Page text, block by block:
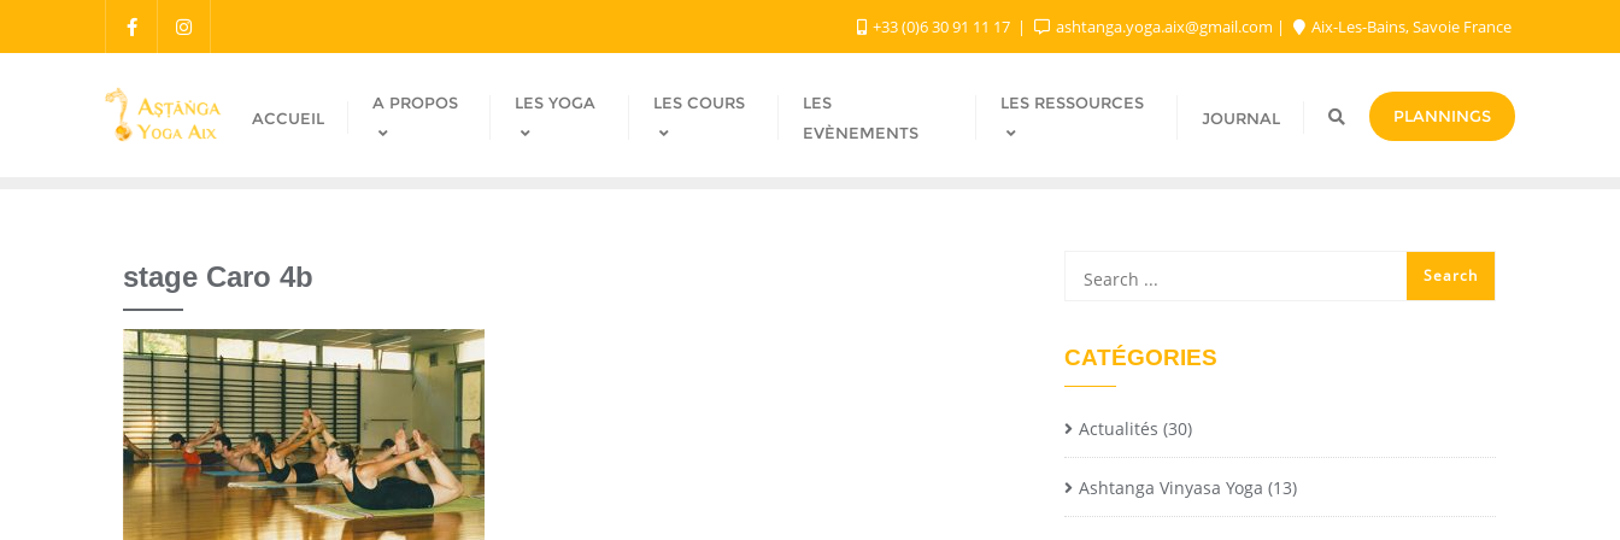
+33 (0)6 30 91 11 17 ashtanga.yoga.aix@gmail.com​ Aix-Les-Bains, Savoie France
ACCUEIL
A PROPOS LES YOGA LES COURS
LES
EVÈNEMENTS
LES RESSOURCES
JOURNAL PLANNINGS
stage Caro 4b
CATÉGORIES
Actualités (30)
Ashtanga Vinyasa Yoga (13)